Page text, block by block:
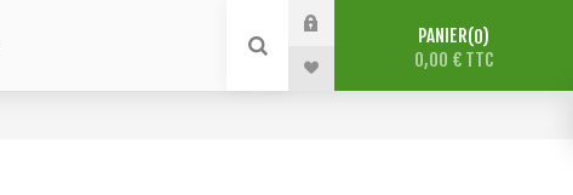
PANIER 0
0,00 € TTC